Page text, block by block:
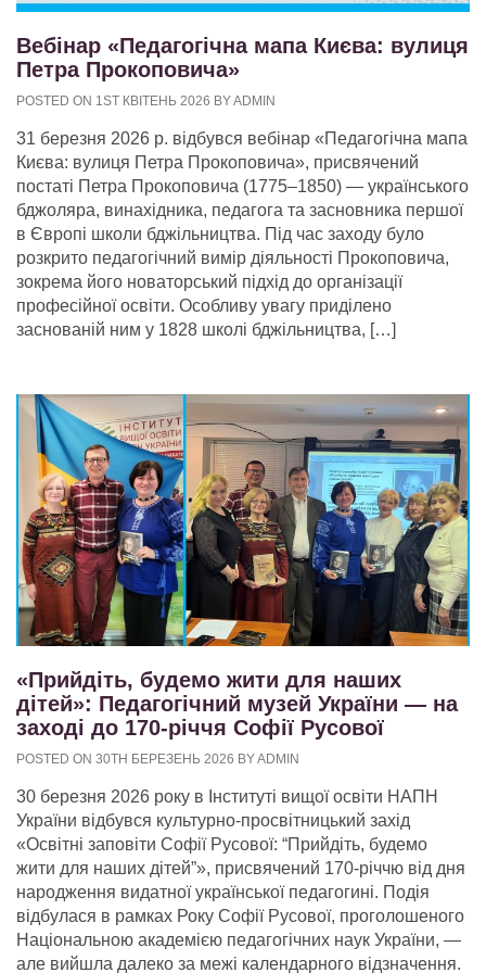
Вебінар «Педагогічна мапа Києва: вулиця
Петра Прокоповича»
POSTED ON 1ST КВІТЕНЬ 2026 BY ADMIN
31 березня 2026 р. відбувся вебінар «Педагогічна мапа
Києва: вулиця Петра Прокоповича», присвячений
постаті Петра Прокоповича (1775–1850) — українського
бджоляра, винахідника, педагога та засновника першої
в Європі школи бджільництва. Під час заходу було
розкрито педагогічний вимір діяльності Прокоповича,
зокрема його новаторський підхід до організації
професійної освіти. Особливу увагу приділено
заснованій ним у 1828 школі бджільництва, […]
«Прийдіть, будемо жити для наших
дітей»: Педагогічний музей України — на
заході до 170-річчя Софії Русової
POSTED ON 30TH БЕРЕЗЕНЬ 2026 BY ADMIN
30 березня 2026 року в Інституті вищої освіти НАПН
України відбувся культурно-просвітницький захід
«Освітні заповіти Софії Русової: “Прийдіть, будемо
жити для наших дітей”», присвячений 170-річчю від дня
народження видатної української педагогині. Подія
відбулася в рамках Року Софії Русової, проголошеного
Національною академією педагогічних наук України, —
але вийшла далеко за межі календарного відзначення.